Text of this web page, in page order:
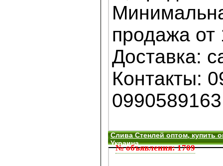
продажа от
Доставка:
Контакты:
№ объявления: 1709
Слива Стенлей оптом, купить
Украина